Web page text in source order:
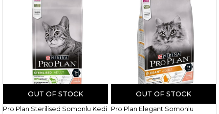
OUT OF STOCK
Pro Plan Sterilised Somonlu Kedi
OUT OF STOCK
Pro Plan Elegant Somonlu